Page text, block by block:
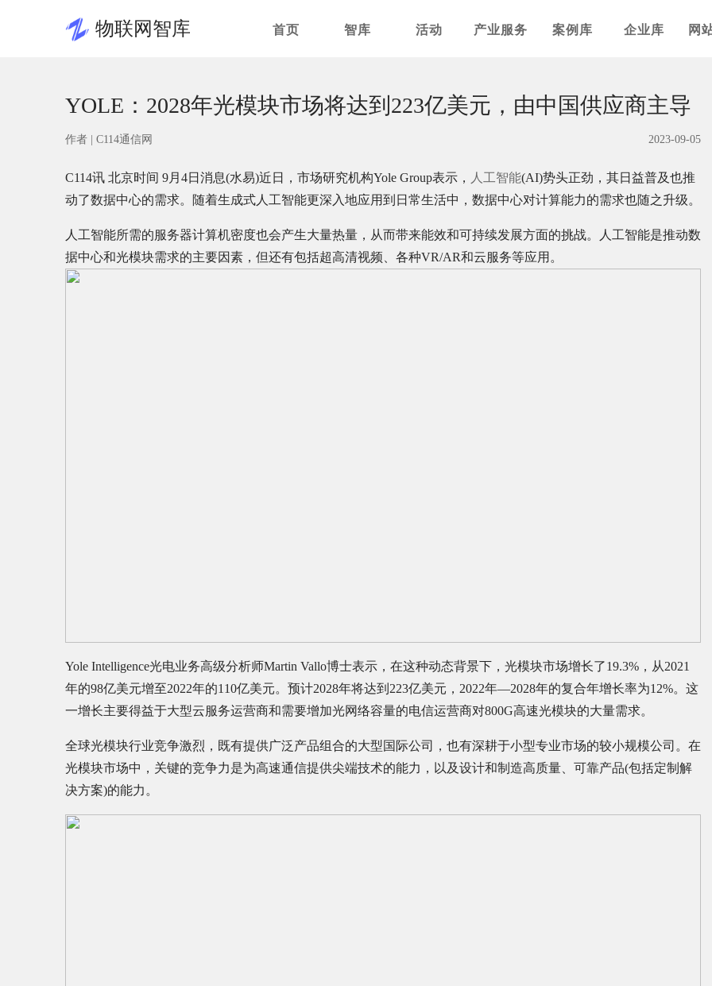
物联网智库 首页 智库 活动 产业服务 案例库 企业库 网
YOLE：2028年光模块市场将达到223亿美元，由中国供应商主导
作者 | C114通信网 2023-09-05
C114讯 北京时间 9月4日消息(水易)近日，市场研究机构Yole Group表示， 人工智能(AI)势头正劲，其日益普及也推
动了数据中心的需求。随着生成式人工智能更深入地应用到日常生活中，数据中心对计算能力的需求也随之升级。
人工智能所需的服务器计算机密度也会产生大量热量，从而带来能效和可持续发展方面的挑战。人工智能是推动数
据中心和光模块需求的主要因素，但还有包括超高清视频、各种VR/AR和云服务等应用。
Yole Intelligence光电业务高级分析师Martin Vallo博士表示，在这种动态背景下，光模块市场增长了19.3%，从2021
年的98亿美元增至2022年的110亿美元。预计2028年将达到223亿美元，2022年—2028年的复合年增长率为12%。这
一增长主要得益于大型云服务运营商和需要增加光网络容量的电信运营商对800G高速光模块的大量需求。
全球光模块行业竞争激烈，既有提供广泛产品组合的大型国际公司，也有深耕于小型专业市场的较小规模公司。在
光模块市场中，关键的竞争力是为高速通信提供尖端技术的能力，以及设计和制造高质量、可靠产品(包括定制解
决方案)的能力。